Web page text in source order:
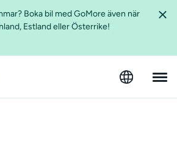
Boka bil med GoMore även när
Estland eller Österrike!